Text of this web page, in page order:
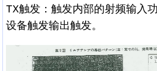
TX触发：触发内部的射频输入
设备触发输出触发。